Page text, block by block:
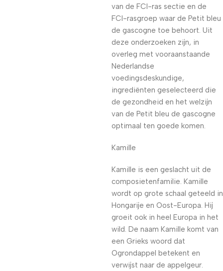
van de FCI-ras sectie en de
FCI-rasgroep waar de Petit bleu
de gascogne toe behoort. Uit
deze onderzoeken zijn, in
overleg met vooraanstaande
Nederlandse
voedingsdeskundige,
ingrediënten geselecteerd die
de gezondheid en het welzijn
van de Petit bleu de gascogne
optimaal ten goede komen.
Kamille
Kamille is een geslacht uit de
composietenfamilie. Kamille
wordt op grote schaal geteeld in
Hongarije en Oost-Europa. Hij
groeit ook in heel Europa in het
wild. De naam Kamille komt van
een Grieks woord dat
Ogrondappel betekent en
verwijst naar de appelgeur.